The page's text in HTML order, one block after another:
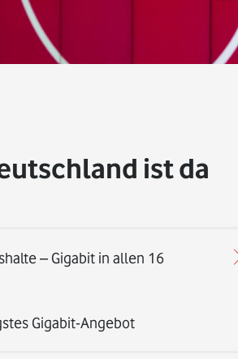
ist da
– Gigabit in allen 16
Gigabit-Angebot